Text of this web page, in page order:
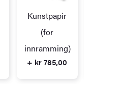
Kunstpapir
(for
innramming)
+ kr 785,00